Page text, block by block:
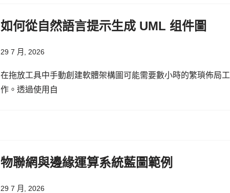
如何從自然語言提示生成 UML 组件圖
29 7 月, 2026
在拖放工具中手動創建軟體架構圖可能需要數小時的繁瑣佈局工
作。透過使用自
物聯網與邊緣運算系統藍圖範例
29 7 月, 2026